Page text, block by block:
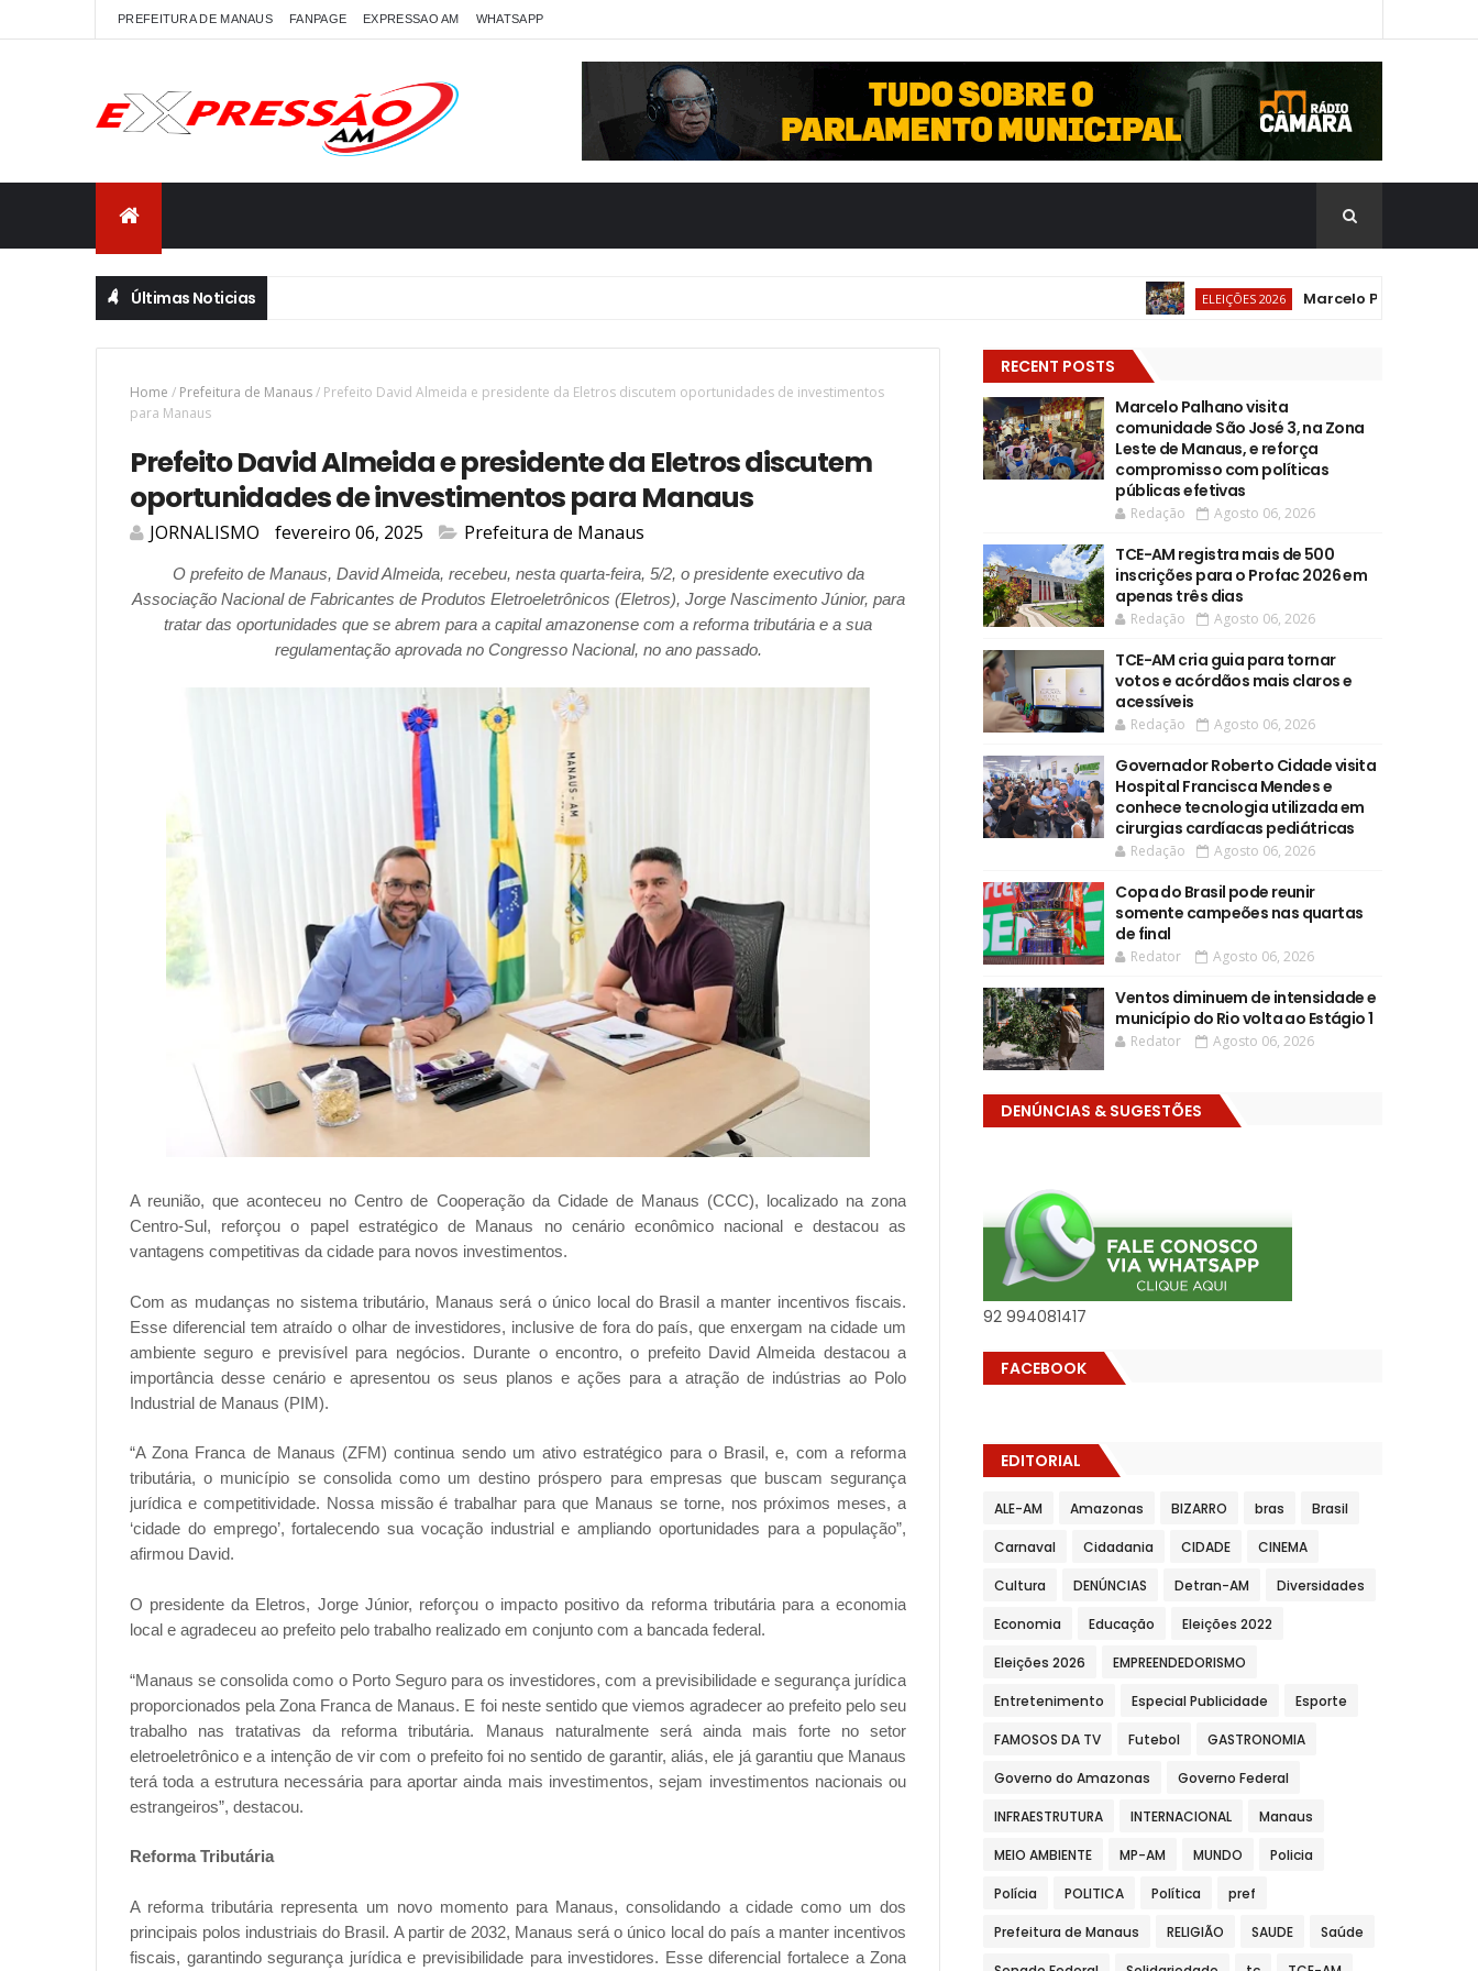
PREFEITURA DE MANAUS FANPAGE EXPRESSAO AM WHATSAPP
Últimas Noticias ELEIÇÕES 2026 Marcelo Palhano visita
Home / Prefeitura de Manaus/ Prefeito David Almeida e presidente da Eletros discutem oportunidades de investimentos
para Manaus
Prefeito David Almeida e presidente da Eletros discutem
oportunidades de investimentos para Manaus
JORNALISMO fevereiro 06, 2025 Prefeitura de Manaus
O prefeito de Manaus, David Almeida, recebeu, nesta quarta-feira, 5/2, o presidente executivo da
Associação Nacional de Fabricantes de Produtos Eletroeletrônicos (Eletros), Jorge Nascimento Júnior, para
tratar das oportunidades que se abrem para a capital amazonense com a reforma tributária e a sua
regulamentação aprovada no Congresso Nacional, no ano passado.
A reunião, que aconteceu no Centro de Cooperação da Cidade de Manaus (CCC), localizado na zona
Centro-Sul, reforçou o papel estratégico de Manaus no cenário econômico nacional e destacou as
vantagens competitivas da cidade para novos investimentos.
Com as mudanças no sistema tributário, Manaus será o único local do Brasil a manter incentivos fiscais.
Esse diferencial tem atraído o olhar de investidores, inclusive de fora do país, que enxergam na cidade um
ambiente seguro e previsível para negócios. Durante o encontro, o prefeito David Almeida destacou a
importância desse cenário e apresentou os seus planos e ações para a atração de indústrias ao Polo
Industrial de Manaus (PIM).
“A Zona Franca de Manaus (ZFM) continua sendo um ativo estratégico para o Brasil, e, com a reforma
tributária, o município se consolida como um destino próspero para empresas que buscam segurança
jurídica e competitividade. Nossa missão é trabalhar para que Manaus se torne, nos próximos meses, a
‘cidade do emprego’, fortalecendo sua vocação industrial e ampliando oportunidades para a população”,
afirmou David.
O presidente da Eletros, Jorge Júnior, reforçou o impacto positivo da reforma tributária para a economia
local e agradeceu ao prefeito pelo trabalho realizado em conjunto com a bancada federal.
“Manaus se consolida como o Porto Seguro para os investidores, com a previsibilidade e segurança jurídica
proporcionados pela Zona Franca de Manaus. E foi neste sentido que viemos agradecer ao prefeito pelo seu
trabalho nas tratativas da reforma tributária. Manaus naturalmente será ainda mais forte no setor
eletroeletrônico e a intenção de vir com o prefeito foi no sentido de garantir, aliás, ele já garantiu que Manaus
terá toda a estrutura necessária para aportar ainda mais investimentos, sejam investimentos nacionais ou
estrangeiros”, destacou.
Reforma Tributária
A reforma tributária representa um novo momento para Manaus, consolidando a cidade como um dos
principais polos industriais do Brasil. A partir de 2032, Manaus será o único local do país a manter incentivos
fiscais, garantindo segurança jurídica e previsibilidade para investidores. Esse diferencial fortalece a Zona
RECENT POSTS
Marcelo Palhano visita
comunidade São José 3, na Zona
Leste de Manaus, e reforça
compromisso com políticas
públicas efetivas
Redação Agosto 06, 2026
TCE-AM registra mais de 500
inscrições para o Profac 2026 em
apenas três dias
Redação Agosto 06, 2026
TCE-AM cria guia para tornar
votos e acórdãos mais claros e
acessíveis
Redação Agosto 06, 2026
Governador Roberto Cidade visita
Hospital Francisca Mendes e
conhece tecnologia utilizada em
cirurgias cardíacas pediátricas
Redação Agosto 06, 2026
Copa do Brasil pode reunir
somente campeões nas quartas
de final
Redator Agosto 06, 2026
Ventos diminuem de intensidade e
município do Rio volta ao Estágio 1
Redator Agosto 06, 2026
DENÚNCIAS & SUGESTÕES
92 994081417
FACEBOOK
EDITORIAL
ALE-AM Amazonas BIZARRO bras Brasil
Carnaval Cidadania CIDADE CINEMA
Cultura DENÚNCIAS Detran-AM Diversidades
Economia Educação Eleições 2022
Eleições 2026 EMPREENDEDORISMO
Entretenimento Especial Publicidade Esporte
FAMOSOS DA TV Futebol GASTRONOMIA
Governo do Amazonas Governo Federal
INFRAESTRUTURA INTERNACIONAL Manaus
MEIO AMBIENTE MP-AM MUNDO Policia
Polícia POLITICA Política pref
Prefeitura de Manaus RELIGIÃO SAUDE Saúde